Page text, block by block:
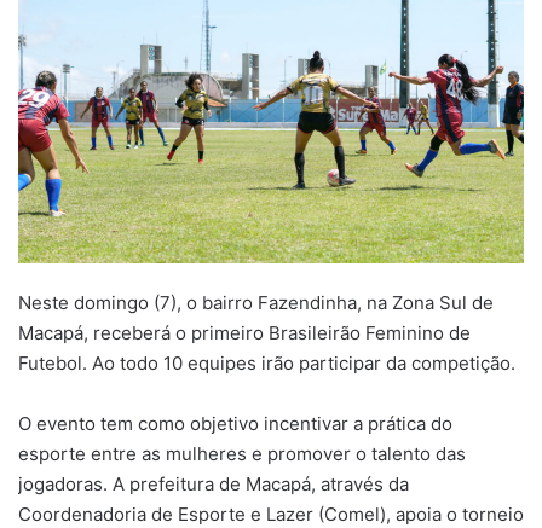
Neste domingo (7), o bairro Fazendinha, na Zona Sul de
Macapá, receberá o primeiro Brasileirão Feminino de
Futebol. Ao todo 10 equipes irão participar da competição.
O evento tem como objetivo incentivar a prática do
esporte entre as mulheres e promover o talento das
jogadoras. A prefeitura de Macapá, através da
Coordenadoria de Esporte e Lazer (Comel), apoia o torneio